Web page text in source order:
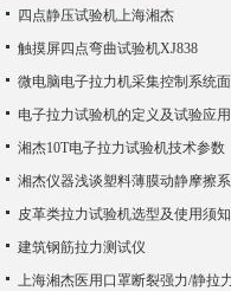
四点静压试验机上海湘杰
触摸屏四点弯曲试验机XJ838
电子拉力试验机的定义及试验应用
湘杰10T电子拉力试验机技术参数
皮革类拉力试验机选型及使用须知
建筑钢筋拉力测试仪